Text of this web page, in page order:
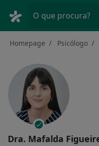
O que procura?
Homepage Psicólogo
Dra. Mafalda